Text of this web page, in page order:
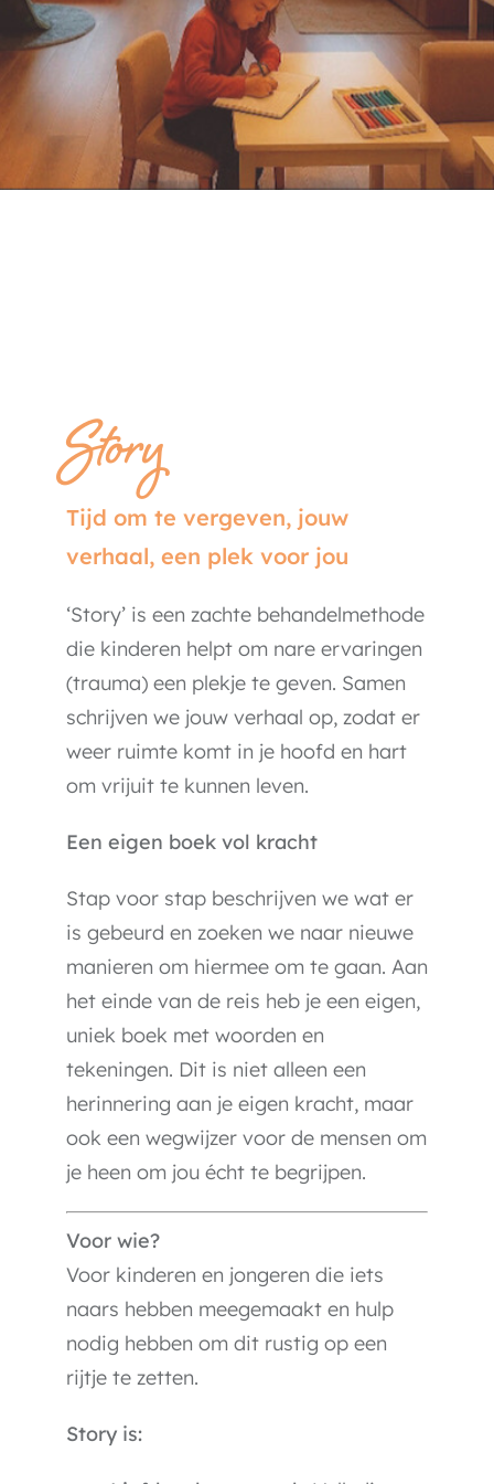
Story
Tijd om te vergeven, jouw
verhaal, een plek voor jou
‘Story’ is een zachte behandelmethode
die kinderen helpt om nare ervaringen
(trauma) een plekje te geven. Samen
schrijven we jouw verhaal op, zodat er
weer ruimte komt in je hoofd en hart
om vrijuit te kunnen leven.
Een eigen boek vol kracht
Stap voor stap beschrijven we wat er
is gebeurd en zoeken we naar nieuwe
manieren om hiermee om te gaan. Aan
het einde van de reis heb je een eigen,
uniek boek met woorden en
tekeningen. Dit is niet alleen een
herinnering aan je eigen kracht, maar
ook een wegwijzer voor de mensen om
je heen om jou écht te begrijpen.
Voor wie?
Voor kinderen en jongeren die iets
naars hebben meegemaakt en hulp
nodig hebben om dit rustig op een
rijtje te zetten.
Story is: